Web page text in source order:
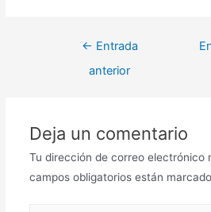
← Entrada
anterior
Deja un comentario
Tu dirección de correo electrónico
campos obligatorios están